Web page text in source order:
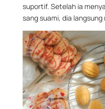
suportif. Setelah ia
sang suami, dia